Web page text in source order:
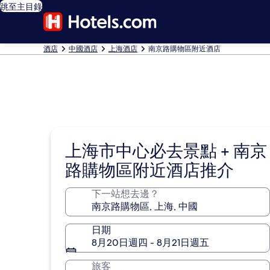
跳至主目錄
酒店 中國酒店 上海酒店 南京路購物區附近酒店
上海市中心必去景點 + 南京
路購物區附近酒店推介
下一站想去邊？
日期
8月20日週四 - 8月21日週五
旅客